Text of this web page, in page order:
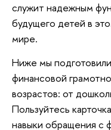
служит надежным
будущего детей в
мире.
Ниже мы подготовили
финансовой
возрастов: от
Пользуйтесь
навыки обращения с